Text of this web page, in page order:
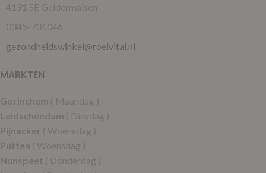
4191 SE Geldermalsen
0345-701046
gezondheidswinkel@roelvital.nl
MARKTEN
Gorinchem ( Maandag )
Leidschendam ( Dinsdag )
Pijnacker ( Woensdag )
Putten ( Woensdag )
Nunspeet ( Donderdag )